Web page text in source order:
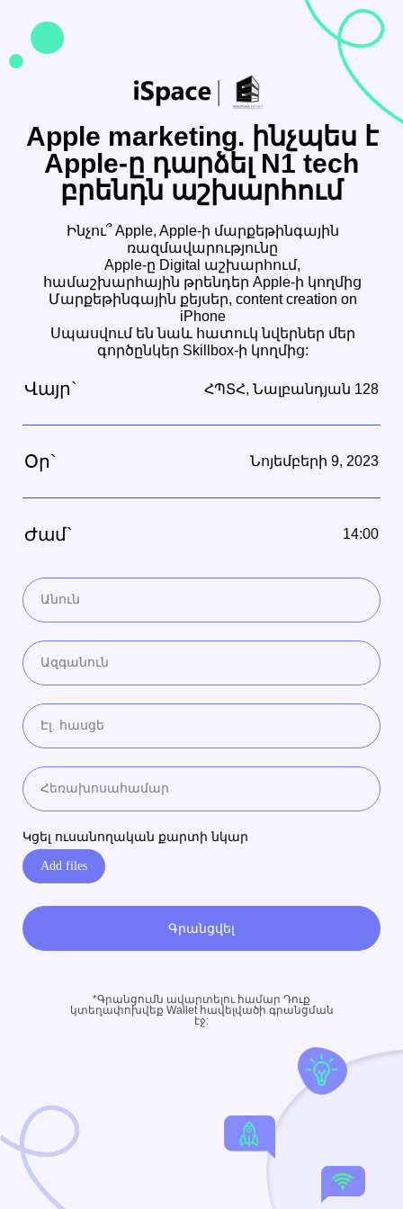
Apple marketing. ինչպես է
Apple-ը դարձել N1 tech
բրենդն աշխարհում
Ինչու՞ Apple, Apple-ի մարքեթինգային
ռազմավարությունը
Apple-ը Digital աշխարհում,
համաշխարհային թրենդեր Apple-ի կողմից
Մարքեթինգային քեյսեր, content creation on
iPhone
Սպասվում են նաև հատուկ նվերներ մեր
գործընկեր Skillbox-ի կողմից:
Վայր` ՀՊՏՀ, Նալբանդյան 128
Օր` Նոյեմբերի 9, 2023
Ժամ` 14:00
Անուն
Ազգանուն
Էլ. հասցե
Հեռախոսահամար
Կցել ուսանողական քարտի նկար
Add files
Գրանցվել
*Գրանցումն ավարտելու համար Դուք
կտեղափոխվեք Wallet հավելվածի գրանցման
էջ: